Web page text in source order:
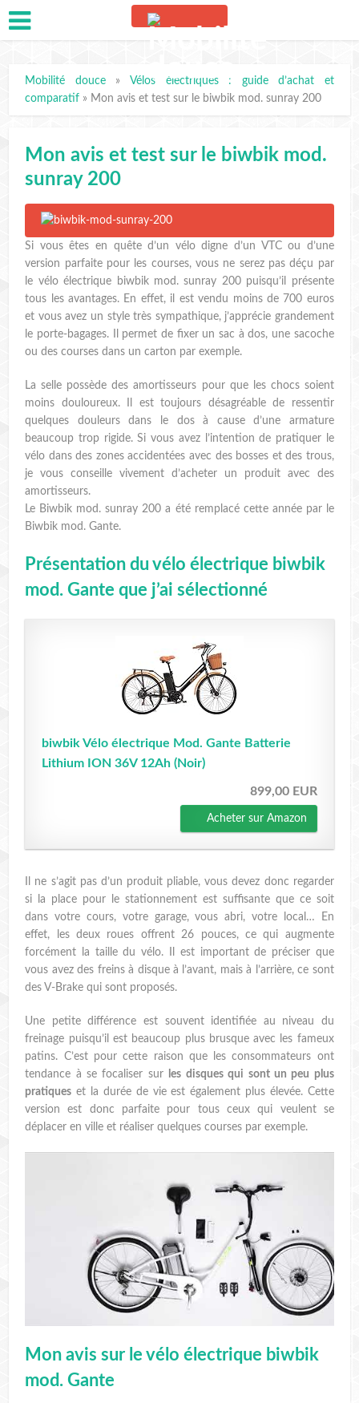
Mobilité douce» Vélos électriques : guide d’achat et
comparatif » Mon avis et test sur le biwbik mod. sunray 200
Mon avis et test sur le biwbik mod.
sunray 200
Si vous êtes en quête d’un vélo digne d’un VTC ou d’une
version parfaite pour les courses, vous ne serez pas déçu par
le vélo électrique biwbik mod. sunray 200 puisqu’il présente
tous les avantages. En effet, il est vendu moins de 700 euros
et vous avez un style très sympathique, j’apprécie grandement
le porte-bagages. Il permet de fixer un sac à dos, une sacoche
ou des courses dans un carton par exemple.
La selle possède des amortisseurs pour que les chocs soient
moins douloureux. Il est toujours désagréable de ressentir
quelques douleurs dans le dos à cause d’une armature
beaucoup trop rigide. Si vous avez l’intention de pratiquer le
vélo dans des zones accidentées avec des bosses et des trous,
je vous conseille vivement d’acheter un produit avec des
amortisseurs.
Le Biwbik mod. sunray 200 a été remplacé cette année par le
Biwbik mod. Gante.
Présentation du vélo électrique biwbik
mod. Gante que j’ai sélectionné
biwbik Vélo électrique Mod. Gante Batterie
Lithium ION 36V 12Ah (Noir)
899,00 EUR
Acheter sur Amazon
Il ne s’agit pas d’un produit pliable, vous devez donc regarder
si la place pour le stationnement est suffisante que ce soit
dans votre cours, votre garage, vous abri, votre local… En
effet, les deux roues offrent 26 pouces, ce qui augmente
forcément la taille du vélo. Il est important de préciser que
vous avez des freins à disque à l’avant, mais à l’arrière, ce sont
des V-Brake qui sont proposés.
Une petite différence est souvent identifiée au niveau du
freinage puisqu’il est beaucoup plus brusque avec les fameux
patins. C’est pour cette raison que les consommateurs ont
tendance à se focaliser sur
les disques qui sont un peu plus
pratiques et la durée de vie est également plus élevée. Cette
version est donc parfaite pour tous ceux qui veulent se
déplacer en ville et réaliser quelques courses par exemple.
Mon avis sur le vélo électrique biwbik
mod. Gante